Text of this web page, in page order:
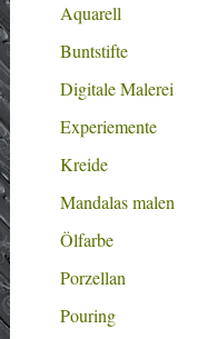
Aquarell
Buntstifte
Digitale Malerei
Experiemente
Kreide
Mandalas malen
Ölfarbe
Porzellan
Pouring